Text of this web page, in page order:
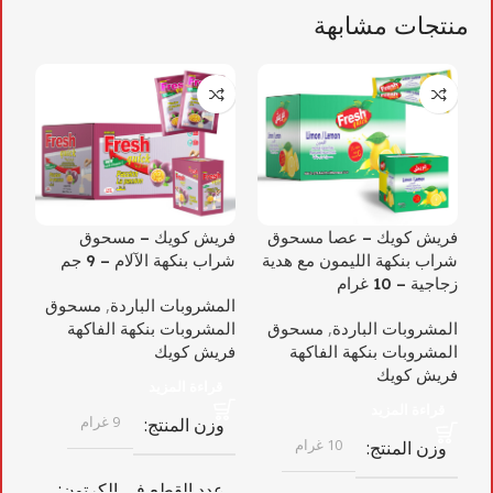
منتجات مشابهة
فريش كويك – عصا مسحوق
شراب بنكهة الليمون مع هدية
زجاجية – 10 غرام
المشروبات الباردة, مسحوق
المشروبات بنكهة الفاكهة
فريش كويك
وزن المنتج 10 غرام
فريش كويك – مسحوق
شراب بنكهة الآلام – 9 جم
المشروبات الباردة, مسحوق
المشروبات بنكهة الفاكهة
فريش كويك
وزن المنتج 9 غرام